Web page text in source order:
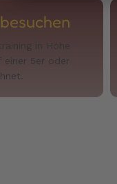
in Höhe
einer 5er oder